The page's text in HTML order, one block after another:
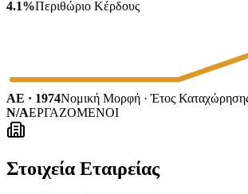
4.1%Περιθώριο Κέρδους
ΑΕ · 1974Νομική Μορφή · Έτος
N/AΕΡΓΑΖΟΜΕΝΟΙ
Στοιχεία Εταιρείας